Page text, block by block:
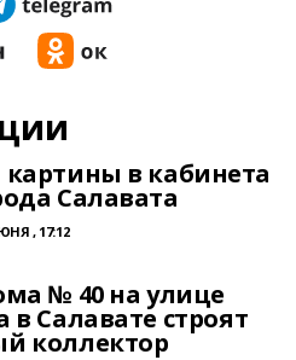
картины в кабинета
Салавата
, 17:12
№ 40 на улице
в Салавате строят
коллектор